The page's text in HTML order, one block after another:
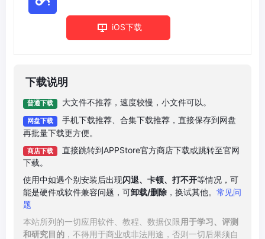
iOS下载
下载说明
普通下载 大文件不推荐，速度较慢，小文件可以。
网盘下载
手机下载推荐、合集下载推荐，直接保存到网盘
再批量下载更方便。
商店下载
直接跳转到APPStore官方商店下载或跳转至官网
下载。
使用中如遇个别安装后出现闪退、卡顿、打不开等情况，可
能是硬件或软件兼容问题，可卸载/删除 ，换试其他。 常见问
题
本站所列的一切应用软件、教程、数据仅限 用于学习、评测
和研究目的 ，不得用于商业或非法用途，否则一切后果须自